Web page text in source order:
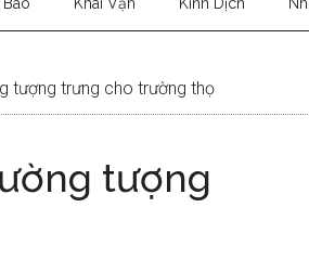
tượng trưng cho trường thọ
tượng